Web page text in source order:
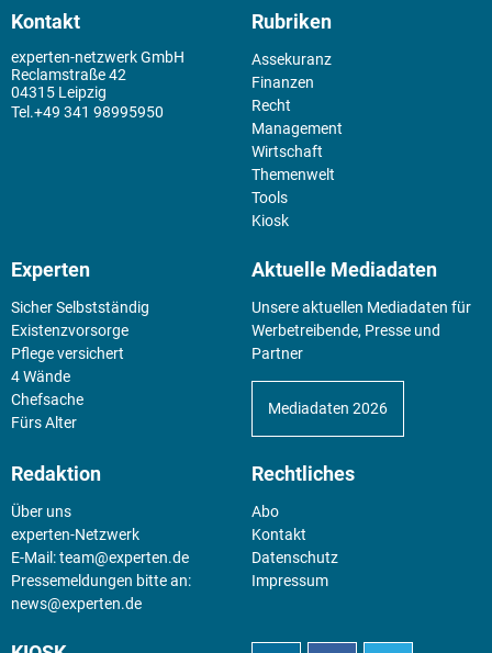
experten-netzwerk GmbH
Reclamstraße 42
04315 Leipzig
Assekuranz
Finanzen
Recht
Management
Wirtschaft
Themenwelt
Tools
Experten
Sicher Selbstständig
Existenz­vorsorge
Pflege versichert
4 Wände
Chefsache
Unsere aktuellen Mediadaten für
Werbetreibende, Presse und
Über uns
experten-Netzwerk
E-Mail:
team@experten.de
Pressemeldungen bitte an:
Abo
Kontakt
Datenschutz